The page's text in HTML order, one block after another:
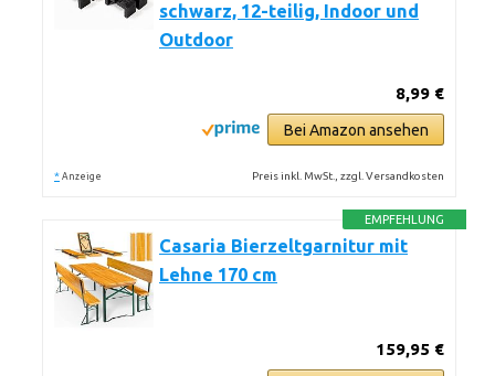
schwarz, 12-teilig, Indoor und
Outdoor
8,99 €
Bei Amazon ansehen
* Anzeige Preis inkl. MwSt., zzgl. Versandkosten
EMPFEHLUNG
Casaria Bierzeltgarnitur mit
Lehne 170 cm
159,95 €